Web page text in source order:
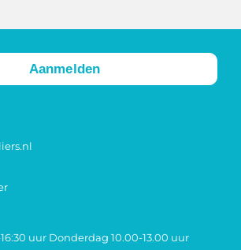
Aanmelden
uur Donderdag 10.00-13.00 uur